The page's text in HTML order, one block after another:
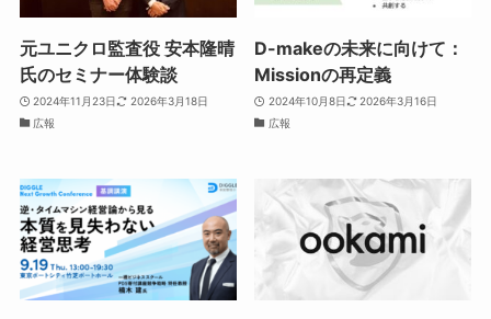
元ユニクロ監査役 安本隆晴
氏のセミナー体験談
2024年11月23日
2026年3月18日
広報
D-makeの未来に向けて：
Missionの再定義
2024年10月8日
2026年3月16日
広報